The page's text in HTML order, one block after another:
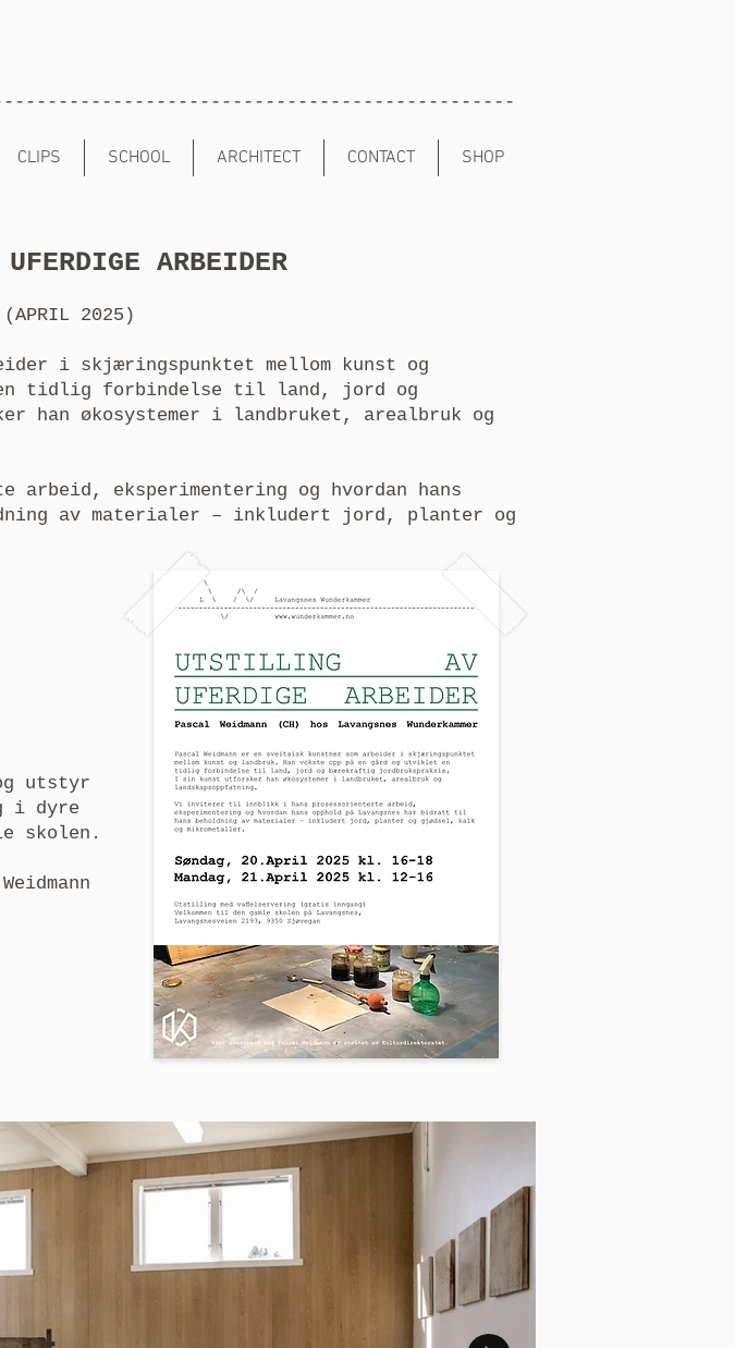
CLIPS SCHOOL ARCHITECT CONTACT SHOP
ARBEIDER
(APRIL 2025)
i skjæringspunktet mellom kunst og
en tidlig forbindelse til land, jord og
han økosystemer i landbruket, arealbruk og
eksperimentering og hvordan hans
av materialer – inkludert jord, planter og
utstyr
i dyre
skolen.